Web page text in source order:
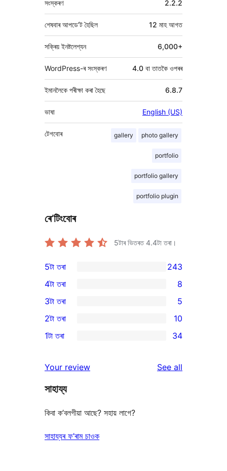
2.2.2
সংস্কৰণ
12 মাহআগত
শেষবাৰ আপডে’ট হৈছিল
সক্ৰিয় ইনষ্টলেশ্যন 6,000+
WordPress-ৰ সংস্কৰণ 4.0 বা তাতকৈ ওপৰৰ
ইমানলৈকে পৰীক্ষা কৰা হৈছে 6.8.7
ভাষা English (US)
gallery photo gallery
portfolio
portfolio gallery
portfolio plugin
টেগবোৰ
ৰে’টিংবোৰ
5টাৰ ভিতৰত4.4টা তৰা।
243
5-
star
reviews
5টা তৰা 243
4-
star
reviews
4টা তৰা 8
5
3-
star
3টা তৰা 5
2-
reviews
2টা তৰা 10
star
reviews
1টা তৰা 34
Your review See all
সাহায্য
কিবা ক’বলগীয়া আছে? সহায় লাগে?
সাহায্যৰ ফ’ৰাম চাওক